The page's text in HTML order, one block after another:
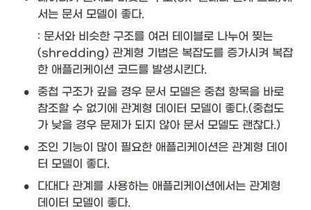
서는 문서 모델이 좋다.
: 문서와 비슷한 구조를 여러 테이블로 나누어 찢는
(shredding) 관계형 기법은 복잡도를 증가시켜 복잡
한 애플리케이션 코드를 발생시킨다.
•
중첩 구조가 깊을 경우 문서 모델은 중첩 항목을 바로
참조할 수 없기에 관계형 데이터 모델이 좋다.(중첩도
가 낮을 경우 문제가 되지 않아 문서 모델도 괜찮다.)
•
조인 기능이 많이 필요한 애플리케이션은 관계형 데이
터 모델이 좋다.
•
다대다 관계를 사용하는 애플리케이션에서는 관계형
데이터 모델이 좋다.